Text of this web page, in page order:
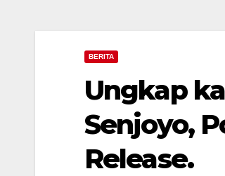
BERITA
Ungkap
Senjoyo,
Release.